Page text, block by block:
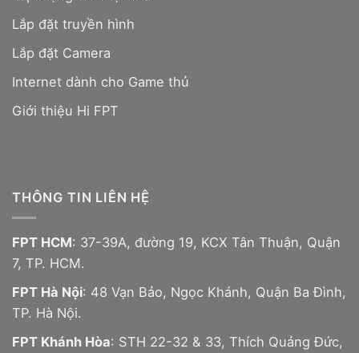
Lắp đặt truyền hình
Lắp đặt Camera
Internet dành cho Game thủ
Giới thiệu Hi FPT
THÔNG TIN LIÊN HỆ
FPT HCM: 37-39A, đường 19, KCX Tân Thuận, Quận
7, TP. HCM.
FPT Hà Nội: 48 Vạn Bảo, Ngọc Khánh, Quận Ba Đình,
TP. Hà Nội.
FPT Khánh Hòa: STH 22-32 & 33, Thích Quảng Đức,